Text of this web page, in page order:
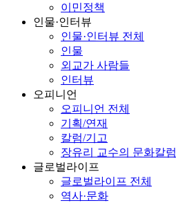
이민정책
인물·인터뷰
인물·인터뷰 전체
인물
외교가 사람들
인터뷰
오피니언
오피니언 전체
기획/연재
칼럼/기고
장유리 교수의 문화칼럼
글로벌라이프
글로벌라이프 전체
역사·문화